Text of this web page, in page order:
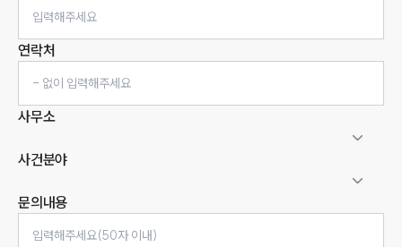
연락처
사무소
사건분야
문의내용